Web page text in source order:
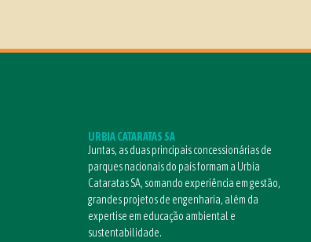
URBIA CATARATAS SA
Juntas, as duas principais concessionárias de
parques nacionais do país formam a Urbia
Cataratas SA, somando experiência em gestão,
grandes projetos de engenharia, além da
expertise em educação ambiental e
sustentabilidade.